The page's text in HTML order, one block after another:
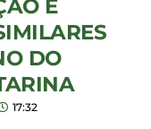
E
DO
17:32